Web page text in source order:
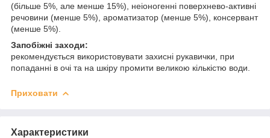
(більше 5%, але менше 15%), неіоногенні поверхнево-активні
речовини (менше 5%), ароматизатор (менше 5%), консервант
(менше 5%).
Запобіжні заходи:
рекомендується використовувати захисні рукавички, при
попаданні в очі та на шкіру промити великою кількістю води.
Приховати
Характеристики